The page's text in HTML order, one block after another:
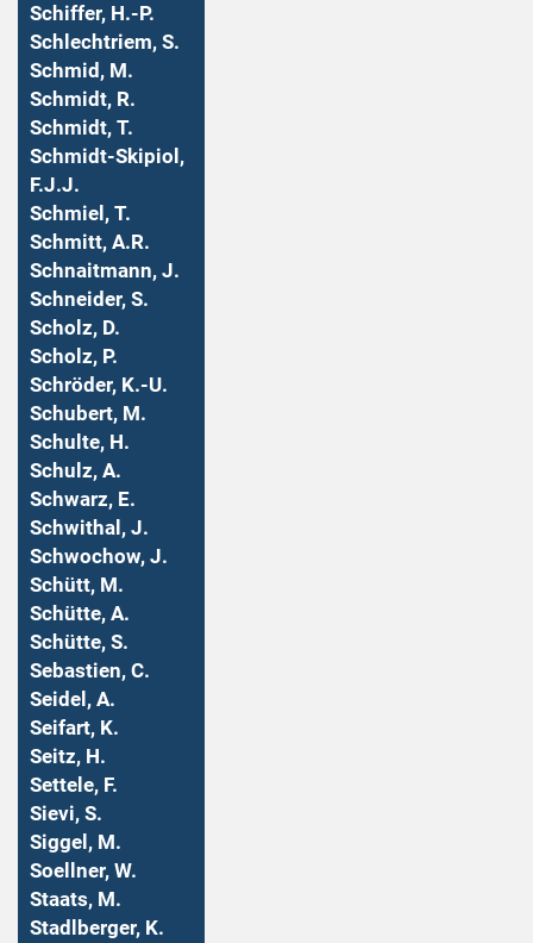
Schiffer, H.-P.
Schlechtriem, S.
Schmid, M.
Schmidt, R.
Schmidt, T.
Schmidt-Skipiol,
F.J.J.
Schmiel, T.
Schmitt, A.R.
Schnaitmann, J.
Schneider, S.
Scholz, D.
Scholz, P.
Schröder, K.-U.
Schubert, M.
Schulte, H.
Schulz, A.
Schwarz, E.
Schwithal, J.
Schwochow, J.
Schütt, M.
Schütte, A.
Schütte, S.
Sebastien, C.
Seidel, A.
Seifart, K.
Seitz, H.
Settele, F.
Sievi, S.
Siggel, M.
Soellner, W.
Staats, M.
Stadlberger, K.